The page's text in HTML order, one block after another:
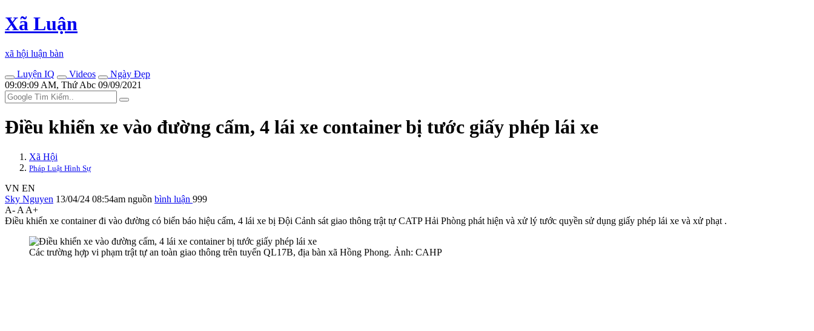
Xã Luận
xã hội luận bàn
Luyện IQ
Videos
Ngày Đẹp
09:09:09 AM, Thứ Abc 09/09/2021
Điều khiển xe vào đường cấm, 4 lái xe container bị tước giấy phép lái xe
Xã Hội
Pháp Luật Hình Sự
VN EN
Sky Nguyen 13/04/24 08:54am nguồn bình luận 999
A- A A+
Điều khiển xe container đi vào đường có biển báo hiệu cấm, 4 lái xe bị Đội Cảnh sát giao thông trật tự CATP Hải Phòng phát hiện và xử lý tước quyền sử dụng giấy phép lái xe và xử phạt .
Các trường hợp vi phạm trật tự an toàn giao thông trên tuyến QL17B, địa bàn xã Hồng Phong. Ảnh: CAHP